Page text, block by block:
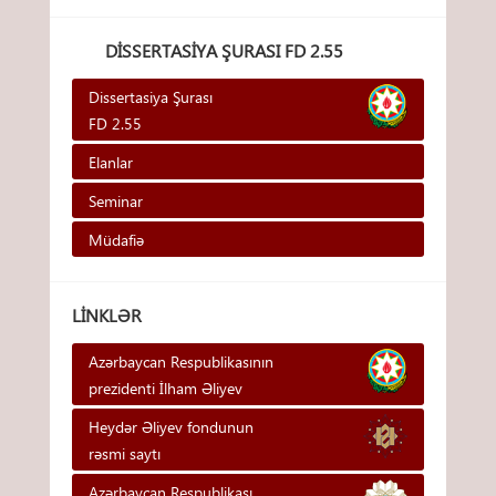
DISSERTASIYA ŞURASI FD 2.55
Dissertasiya Şurası
FD 2.55
Elanlar
Seminar
Müdafiə
LINKLƏR
Azərbaycan Respublikasının
prezidenti İlham Əliyev
Heydər Əliyev fondunun
rəsmi saytı